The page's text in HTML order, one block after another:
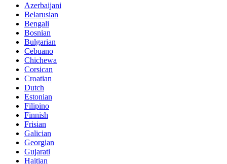
Azerbaijani
Belarusian
Bengali
Bosnian
Bulgarian
Cebuano
Chichewa
Corsican
Croatian
Dutch
Estonian
Filipino
Finnish
Frisian
Galician
Georgian
Gujarati
Haitian